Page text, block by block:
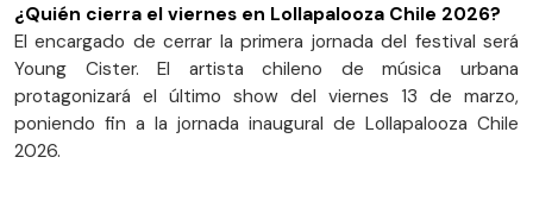
¿Quién cierra el viernes en Lollapalooza Chile 2026?
El encargado de cerrar la primera jornada del festival será
Young Cister. El artista chileno de música urbana
protagonizará el último show del viernes 13 de marzo,
poniendo fin a la jornada inaugural de Lollapalooza Chile
2026.